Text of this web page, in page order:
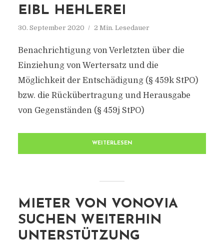
EIBL HEHLEREI
30. September 2020 2 Min. Lesedauer
Benachrichtigung von Verletzten über die
Einziehung von Wertersatz und die
Möglichkeit der Entschädigung (§ 459k StPO)
bzw. die Rückübertragung und Herausgabe
von Gegenständen (§ 459j StPO)
WEITERLESEN
MIETER VON VONOVIA
SUCHEN WEITERHIN
UNTERSTÜTZUNG